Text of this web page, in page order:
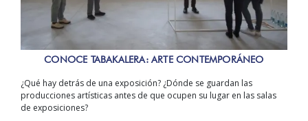
CONOCE TABAKALERA: ARTE CONTEMPORÁNEO
¿Qué hay detrás de una exposición? ¿Dónde se guardan las
producciones artísticas antes de que ocupen su lugar en las salas
de exposiciones?